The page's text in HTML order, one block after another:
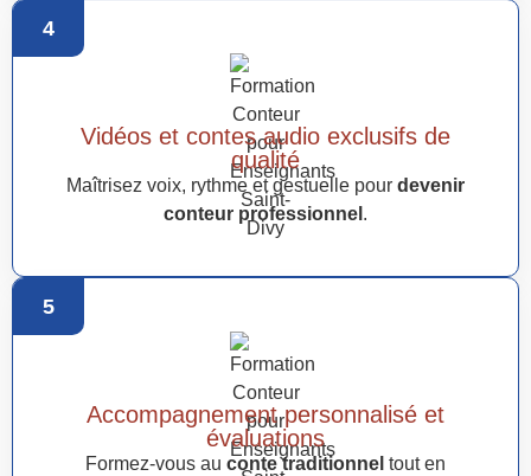
4
Vidéos et contes audio exclusifs de
qualité
Maîtrisez voix, rythme et gestuelle pour devenir
conteur professionnel .
5
Accompagnement personnalisé et
évaluations
Formez-vous au conte traditionnel tout en